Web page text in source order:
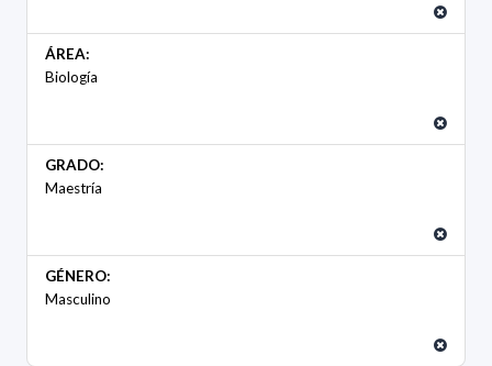
ÁREA:
Biología
GRADO:
Maestría
GÉNERO:
Masculino